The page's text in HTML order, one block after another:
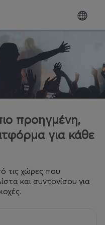
προηγμένη,
για κάθε
τις χώρες που
και συντονίσου για